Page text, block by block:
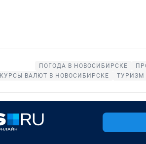
ПОГОДА В НОВОСИБИРСКЕ
КУРСЫ ВАЛЮТ В НОВОСИБИРСКЕ
ТУРИЗМ